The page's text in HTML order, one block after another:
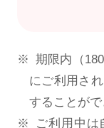
期限内（
にご利用さ
することがで
ご利用中は